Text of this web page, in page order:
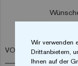
VORNAME*
Wir verwenden
Drittanbietern,
Ihnen auf der